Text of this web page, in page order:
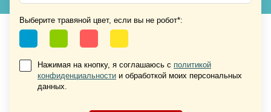
Хочу такую
Выберите травяной цвет, если вы не робот*:
Нажимая на кнопку, я соглашаюсь с политикой
конфиденциальности и обработкой моих персональных
данных.